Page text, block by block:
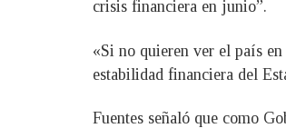
crisis financiera en junio”.
«Si no quieren ver el país
estabilidad financiera del
Fuentes señaló que como